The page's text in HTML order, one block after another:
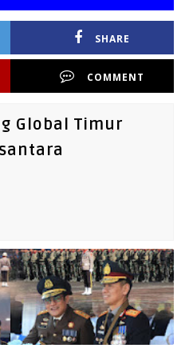
SHARE
COMMENT
Global Timur